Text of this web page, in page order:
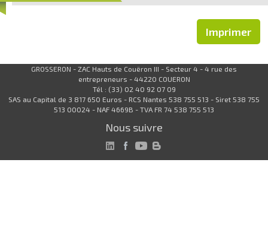
Imprimer
GROSSERON - ZAC Hauts de Couëron III - Secteur 4 - 4 rue des
entrepreneurs - 44220 COUERON
Tél : (33) 02 40 92 07 09
SAS au Capital de 3 817 650 Euros - RCS Nantes 538 755 513 - Siret 538 755
513 00024 - NAF 4669B - TVA FR 74 538 755 513
Nous suivre